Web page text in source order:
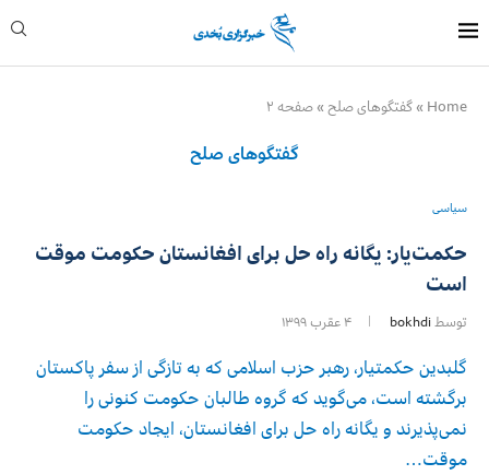
Home
»گفتگوهای صلح»صفحه ۲
گفتگوهای صلح
سیاسی
حکمت‌یار: یگانه راه حل برای افغانستان حکومت موقت
است
توسط bokhdi ۴ عقرب ۱۳۹۹
گلبدین حکمتیار، رهبر حزب اسلامی که به تازگی از سفر پاکستان
برگشته است، می‌گوید که گروه طالبان حکومت کنونی را
نمی‌پذیرند و یگانه راه حل برای افغانستان، ایجاد حکومت
موقت…